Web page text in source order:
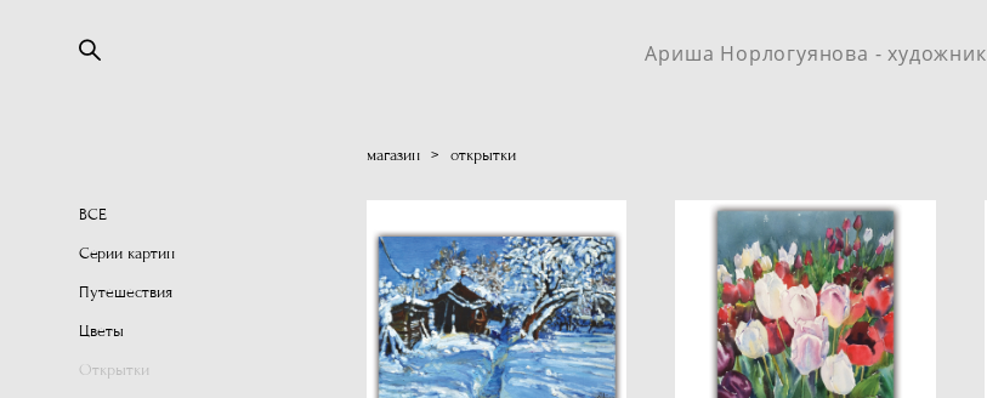
Ариша Норлогуянова - художник
ВСЕ
Серии картин
Путешествия
Цветы
Открытки
магазин > открытки